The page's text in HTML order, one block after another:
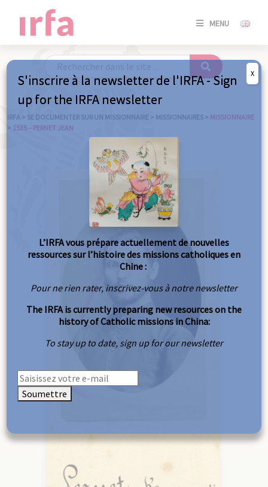
MENU
SE
/
IRFA > SE DOCUMENTER SUR UN MISSIONNAIRE > MISSIONNAIRES > MISSIONNAIRE
> 1535 – PERNET JEAN
S'inscrire à la newsletter de l'IRFA - Sign
up for the IRFA newsletter
L’IRFA vous prépare actuellement de nouvelles
ressources sur l’histoire des missions catholiques en
Chine :
Pour ne rien rater, inscrivez-vous à notre newsletter
The IRFA is currently preparing new resources on the
history of Catholic missions in China:
To stay up to date, sign up for our newsletter
Soumettre
X